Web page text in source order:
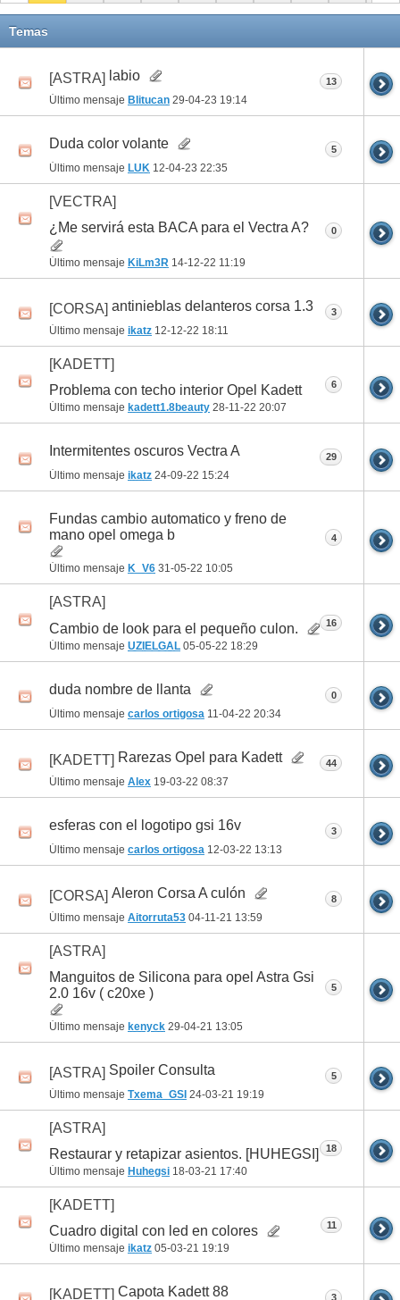
11
Temas
[ASTRA] labio
Último mensaje Blitucan 29-04-23 19:14
13
Duda color volante
Último mensaje LUK 12-04-23 22:35
5
[VECTRA]
¿Me servirá esta BACA para el Vectra A?
Último mensaje KiLm3R 14-12-22 11:19
0
[CORSA] antinieblas delanteros corsa 1.3
Último mensaje ikatz 12-12-22 18:11
3
[KADETT]
Problema con techo interior Opel Kadett
Último mensaje kadett1.8beauty 28-11-22 20:07
6
Intermitentes oscuros Vectra A
Último mensaje ikatz 24-09-22 15:24
29
Fundas cambio automatico y freno de
mano opel omega b
Último mensaje K_V6 31-05-22 10:05
4
[ASTRA]
Cambio de look para el pequeño culon.
Último mensaje UZIELGAL 05-05-22 18:29
16
duda nombre de llanta
Último mensaje carlos ortigosa 11-04-22 20:34
0
[KADETT] Rarezas Opel para Kadett
Último mensaje Alex 19-03-22 08:37
44
esferas con el logotipo gsi 16v
Último mensaje carlos ortigosa 12-03-22 13:13
3
[CORSA] Aleron Corsa A culón
Último mensaje Aitorruta53 04-11-21 13:59
8
[ASTRA]
Manguitos de Silicona para opel Astra Gsi
2.0 16v ( c20xe )
Último mensaje kenyck 29-04-21 13:05
5
[ASTRA] Spoiler Consulta
Último mensaje Txema_GSI 24-03-21 19:19
5
[ASTRA]
Restaurar y retapizar asientos. [HUHEGSI]
Último mensaje Huhegsi 18-03-21 17:40
18
[KADETT]
Cuadro digital con led en colores
Último mensaje ikatz 05-03-21 19:19
11
[KADETT] Capota Kadett 88 3